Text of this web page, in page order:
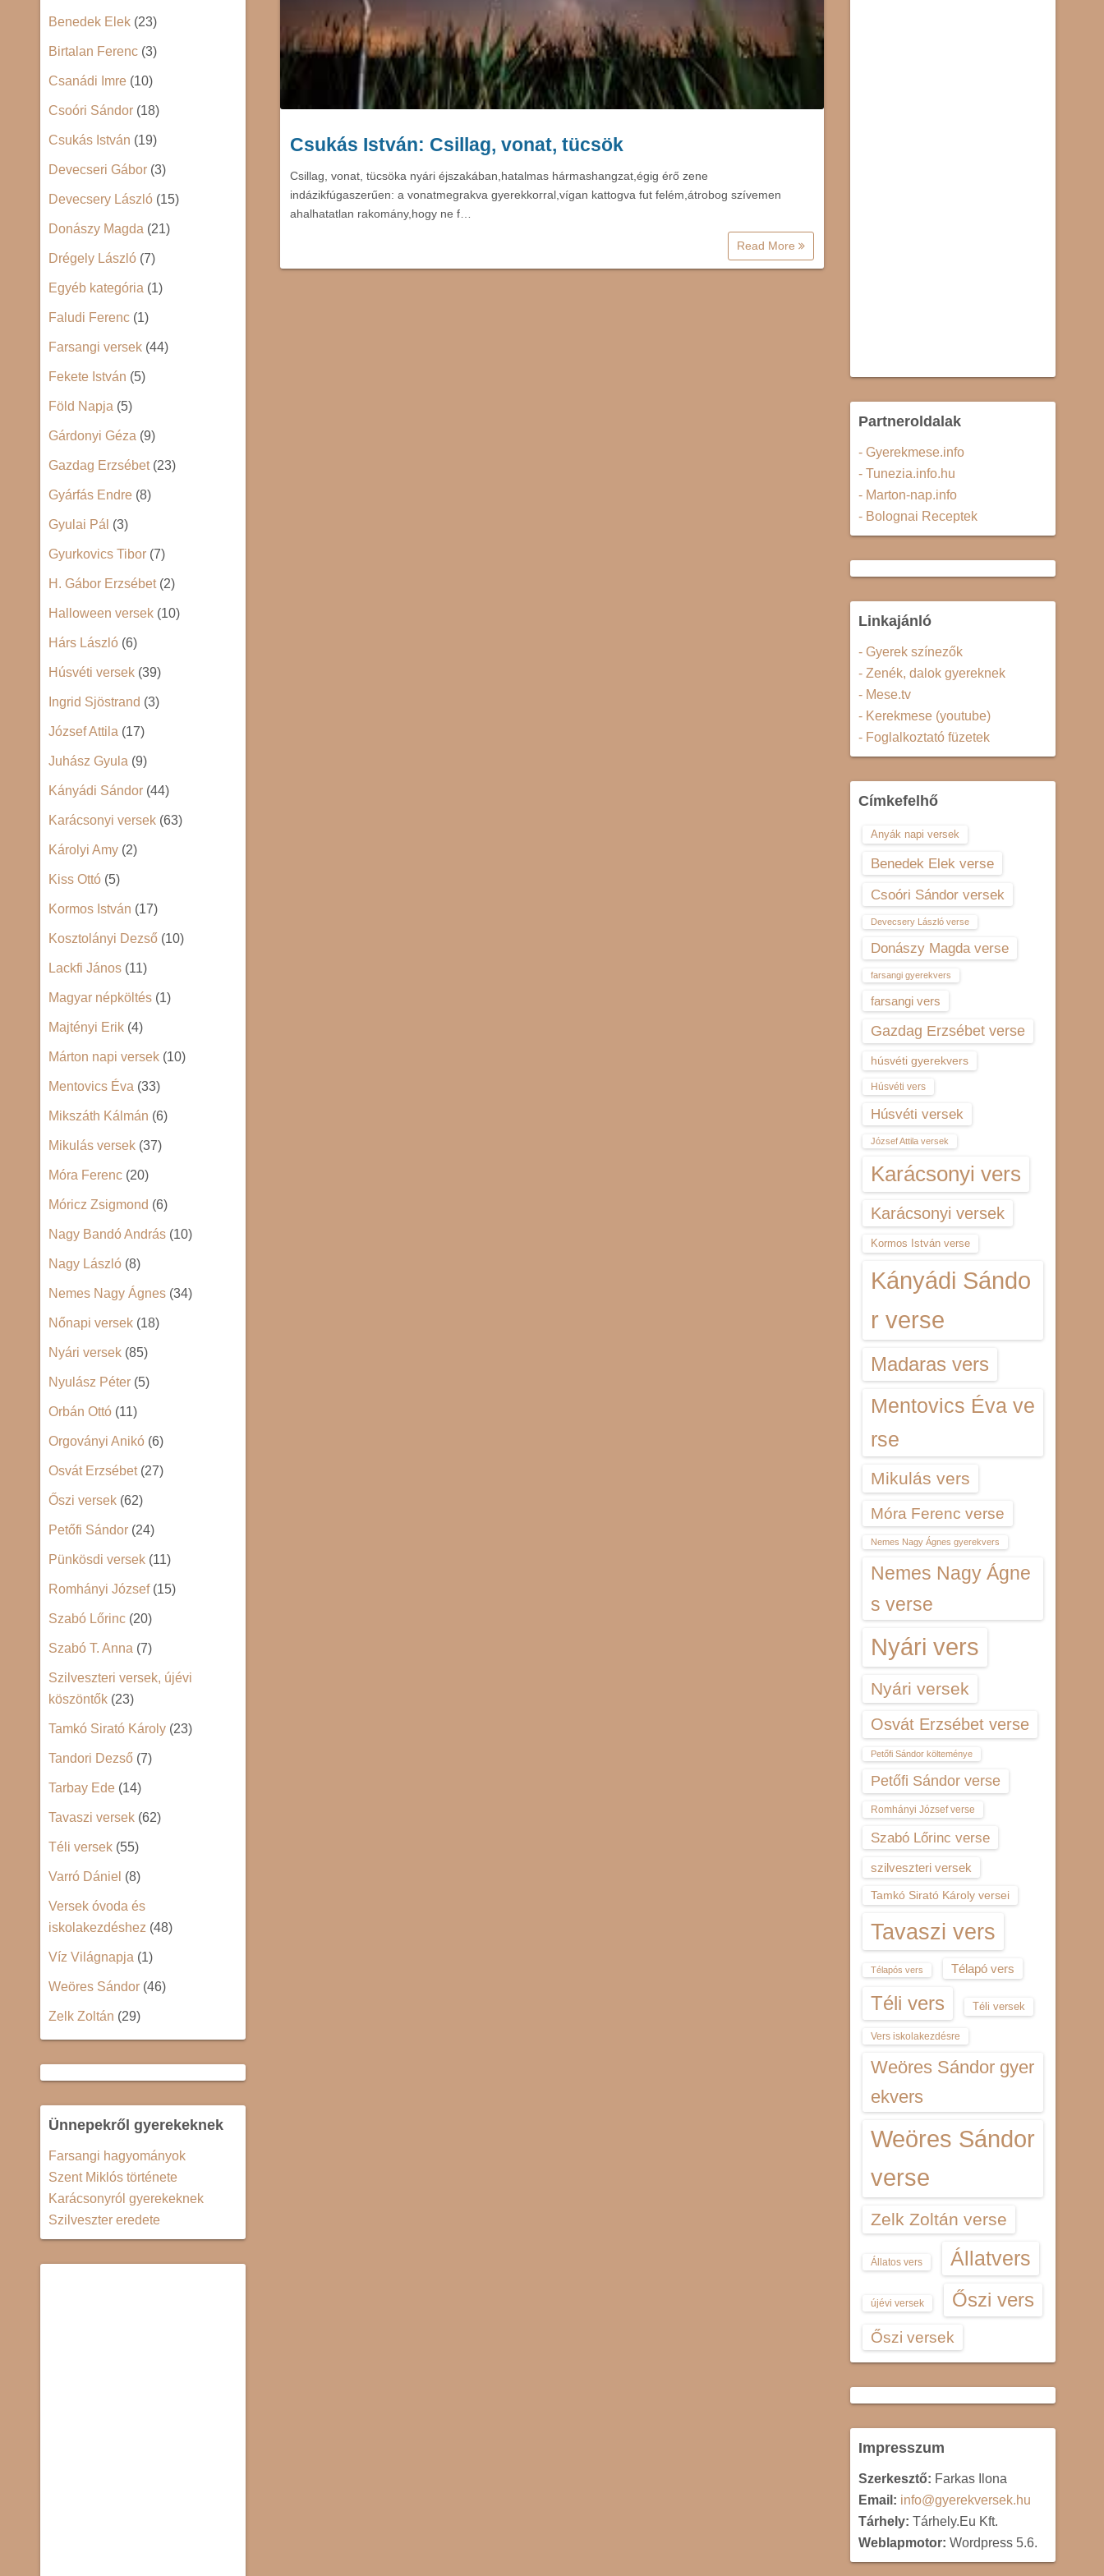
Csukás István: Csillag, vonat, tücsök
Csillag, vonat, tücsöka nyári éjszakában,hatalmas hármashangzat,égig érő zene
indázikfúgaszerűen: a vonatmegrakva gyerekkorral,vígan kattogva fut felém,átrobog szívemen
ahalhatatlan rakomány,hogy ne f…
Read More
Benedek Elek (23)
Birtalan Ferenc (3)
Csanádi Imre (10)
Csoóri Sándor (18)
Csukás István (19)
Devecseri Gábor (3)
Devecsery László (15)
Donászy Magda (21)
Drégely László (7)
Egyéb kategória (1)
Faludi Ferenc (1)
Farsangi versek (44)
Fekete István (5)
Föld Napja (5)
Gárdonyi Géza (9)
Gazdag Erzsébet(23)
Gyárfás Endre (8)
Gyulai Pál (3)
Gyurkovics Tibor (7)
H. Gábor Erzsébet(2)
Halloween versek (10)
Hárs László (6)
Húsvéti versek (39)
Ingrid Sjöstrand (3)
József Attila (17)
Juhász Gyula (9)
Kányádi Sándor (44)
Karácsonyi versek (63)
Károlyi Amy (2)
Kiss Ottó (5)
Kormos István (17)
Kosztolányi Dezső (10)
Lackfi János (11)
Magyar népköltés (1)
Majtényi Erik (4)
Márton napi versek (10)
Mentovics Éva (33)
Mikszáth Kálmán (6)
Mikulás versek (37)
Móra Ferenc (20)
Móricz Zsigmond (6)
Nagy Bandó András (10)
Nagy László (8)
Nemes Nagy Ágnes (34)
Nőnapi versek (18)
Nyári versek (85)
Nyulász Péter (5)
Orbán Ottó (11)
Orgoványi Anikó (6)
Osvát Erzsébet(27)
Őszi versek (62)
Petőfi Sándor (24)
Pünkösdi versek (11)
Romhányi József(15)
Szabó Lőrinc (20)
Szabó T. Anna (7)
Szilveszteri versek, újévi
köszöntők (23)
Tamkó Sirató Károly (23)
Tandori Dezső (7)
Tarbay Ede (14)
Tavaszi versek (62)
Téli versek (55)
Varró Dániel (8)
Versek óvoda és
iskolakezdéshez (48)
Víz Világnapja (1)
Weöres Sándor (46)
Zelk Zoltán (29)
Ünnepekről gyerekeknek
Farsangi hagyományok
Szent Miklós története
Karácsonyról gyerekeknek
Szilveszter eredete
Partneroldalak
- Gyerekmese.info
- Tunezia.info.hu
- Marton-nap.info
- Bolognai Receptek
Linkajánló
- Gyerek színezők
- Zenék, dalok gyereknek
- Mese.tv
- Kerekmese (youtube)
- Foglalkoztató füzetek
Címkefelhő
Anyák napi versek
Benedek Elek verse
Csoóri Sándor versek
Devecsery László verse
Donászy Magda verse
farsangi gyerekvers
farsangi vers
Gazdag Erzsébet verse
húsvéti gyerekvers
Húsvéti vers
Húsvéti versek
József Attila versek
Karácsonyi vers
Karácsonyi versek
Kormos István verse
Kányádi Sándo
r verse
Madaras vers
Mentovics Éva ve
rse
Mikulás vers
Móra Ferenc verse
Nemes Nagy Ágnes gyerekvers
Nemes Nagy Ágne
s verse
Nyári vers
Nyári versek
Osvát Erzsébet verse
Petőfi Sándor költeménye
Petőfi Sándor verse
Romhányi József verse
Szabó Lőrinc verse
szilveszteri versek
Tamkó Sirató Károly versei
Tavaszi vers
Télapós vers Télapó vers
Téli vers Téli versek
Vers iskolakezdésre
Weöres Sándor gyer
ekvers
Weöres Sándor
verse
Zelk Zoltán verse
Állatos vers Állatvers
újévi versek Őszi vers
Őszi versek
Impresszum
Szerkesztő: Farkas Ilona
Email: info@gyerekversek.hu
Tárhely: Tárhely.Eu Kft.
Weblapmotor: Wordpress 5.6.